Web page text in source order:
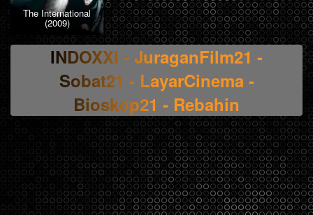
The International
(2009)
INDOXXI - JuraganFilm21 -
Sobat21 - LayarCinema -
Bioskop21 - Rebahin